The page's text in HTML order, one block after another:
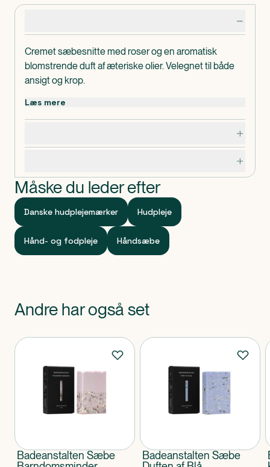
Cremet sæbesnitte med roser og en aromatisk
blomstrende duft af æteriske olier. Velegnet til både
ansigt og krop.
med et højt indhold af glycerin, der virker fugtgivende.
Håndlavet i Danmark.
Læs mere
Måske du leder efter
Danske hudplejemærker Hudpleje
Hånd- og fodpleje Håndsæbe
Andre har også set
Produkter
Badeanstalten Sæbe
Badeanstalten Sæbe